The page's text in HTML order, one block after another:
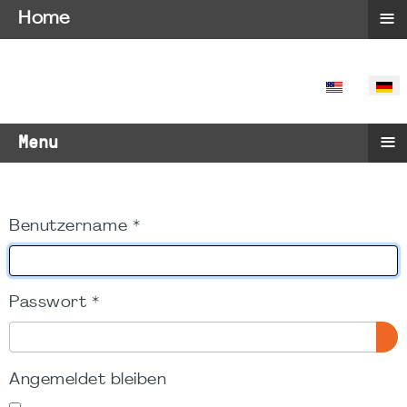
SPRACHE
Menu ≡
Benutzername *
Passwort *
Angemeldet bleiben
Home ≡